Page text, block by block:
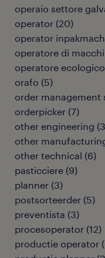
operaio settore
operator (20)
operator
operatore di
operatore ecologico
orafo (5)
order management
orderpicker (7)
other engineering (3
other
other technical (6)
pasticciere (9)
planner (3)
postsorteerder (5)
preventista (3)
procesoperator (12)
productie operator (